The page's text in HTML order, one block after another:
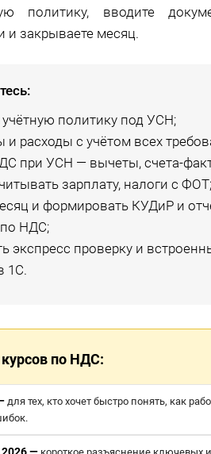
политику, вводите
и закрываете месяц.
учётную политику под УСН;
и расходы с учётом всех
при УСН — вычеты, счета-
зарплату, налоги с ФОТ;
и формировать КУДиР и
НДС;
экспресс проверку и
1С.
по НДС:
для тех, кто хочет быстро понять, как